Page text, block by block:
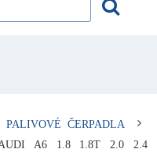
PALIVOVÉ ČERPADLA
AUDI A6 1.8 1.8T 2.0 2.4